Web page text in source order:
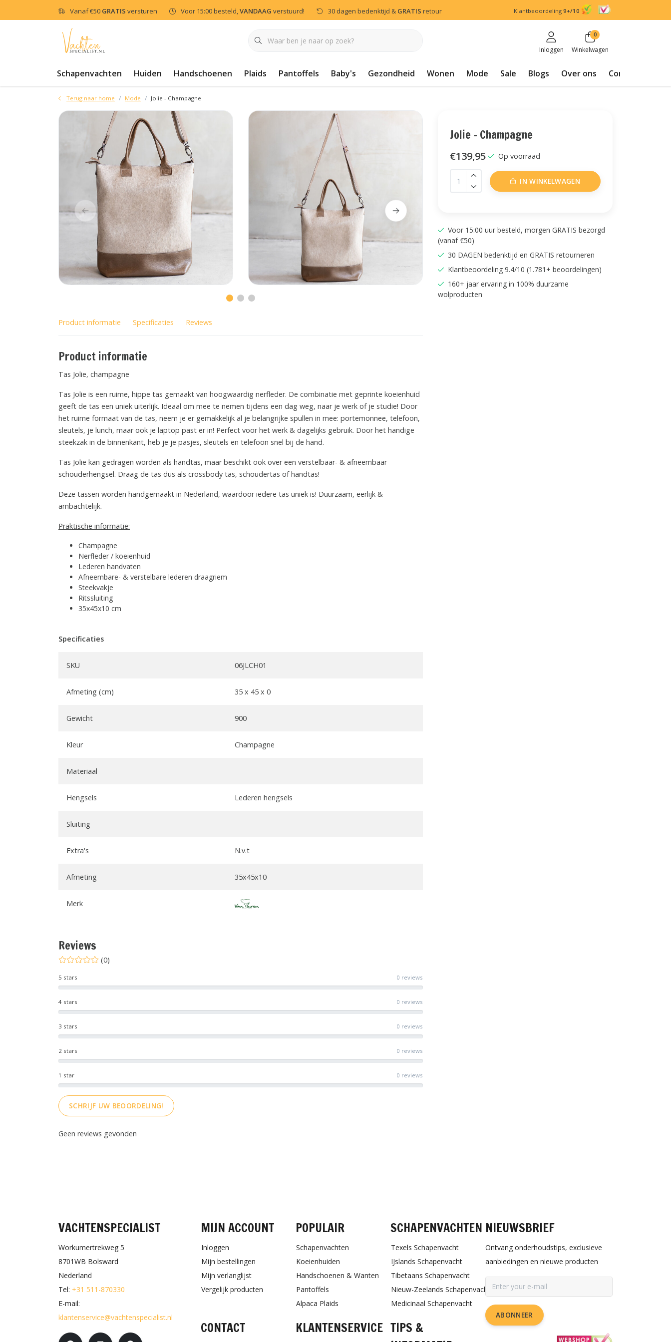
Vanaf€50 GRATIS versturen Voor 15:00 besteld,VANDAAG verstuurd! 30 dagen bedenktijd & GRATIS retour Klantbeoordeling 9+/10
Inloggen
0
Winkelwagen
Schapenvachten Huiden Handschoenen Plaids Pantoffels Baby's Gezondheid Wonen Mode Sale Blogs Over ons Contact
Terug naar home Mode Jolie - Champagne
Jolie - Champagne
€139,95 Op voorraad
IN WINKELWAGEN
Voor 15:00 uur besteld, morgen GRATIS bezorgd
(vanaf €50)
30 DAGEN bedenktijd en GRATIS retourneren
Klantbeoordeling 9.4/10 (1.781+ beoordelingen)
160+ jaar ervaring in 100% duurzame
wolproducten
Product informatie Specificaties Reviews
Product informatie
Tas Jolie, champagne
Tas Jolie is een ruime, hippe tas gemaakt van hoogwaardig nerfleder. De combinatie met geprinte koeienhuid
geeft de tas een uniek uiterlijk. Ideaal om mee te nemen tijdens een dag weg, naar je werk of je studie! Door
het ruime formaat van de tas, neem je er gemakkelijk al je belangrijke spullen in mee: portemonnee, telefoon,
sleutels, je lunch, maar ook je laptop past er in! Perfect voor het werk & dagelijks gebruik. Door het handige
steekzak in de binnenkant, heb je je pasjes, sleutels en telefoon snel bij de hand.
Tas Jolie kan gedragen worden als handtas, maar beschikt ook over een verstelbaar- & afneembaar
schouderhengsel. Draag de tas dus als crossbody tas, schoudertas of handtas!
Deze tassen worden handgemaakt in Nederland, waardoor iedere tas uniek is! Duurzaam, eerlijk &
ambachtelijk.
Praktische informatie:
Champagne
Nerfleder / koeienhuid
Lederen handvaten
Afneembare- & verstelbare lederen draagriem
Steekvakje
Ritssluiting
35x45x10 cm
Specificaties
SKU 06JLCH01
Afmeting (cm) 35 x 45 x 0
Gewicht 900
Kleur Champagne
Materiaal
Hengsels Lederen hengsels
Sluiting
Extra's N.v.t
Afmeting 35x45x10
Merk
Reviews
(0)
1 star 0 reviews
2 stars 0 reviews
3 stars 0 reviews
4 stars 0 reviews
5 stars 0 reviews
SCHRIJF UW BEOORDELING!
Geen reviews gevonden
VACHTENSPECIALIST
Workumertrekweg 5
8701WB Bolsward
Nederland
Tel: +31 511-870330
E-mail:
klantenservice@vachtenspecialist.nl
MIJN ACCOUNT
Inloggen
Mijn bestellingen
Mijn verlanglijst
Vergelijk producten
POPULAIR
Schapenvachten
Koeienhuiden
Handschoenen & Wanten
Pantoffels
Alpaca Plaids
SCHAPENVACHTEN
Texels Schapenvacht
IJslands Schapenvacht
Tibetaans Schapenvacht
Nieuw-Zeelands Schapenvacht
Medicinaal Schapenvacht
CONTACT KLANTENSERVICE TIPS &
NIEUWSBRIEF
Ontvang onderhoudstips, exclusieve
aanbiedingen en nieuwe producten
ABONNEER